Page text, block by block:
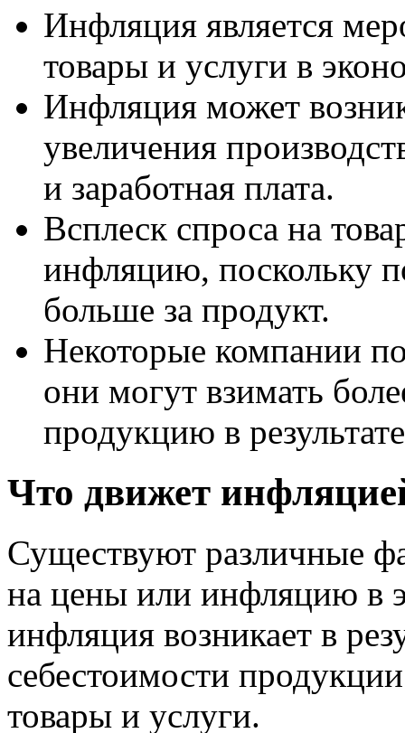
Инфляция является
товары и услуги в
Инфляция может
увеличения
и заработная плата.
Всплеск спроса на
инфляцию, поскольку
больше за продукт.
Некоторые компании
они могут взимать
продукцию в
Что движет
Существуют различные
на цены или инфляцию в
инфляция возникает в
себестоимости
товары и услуги.